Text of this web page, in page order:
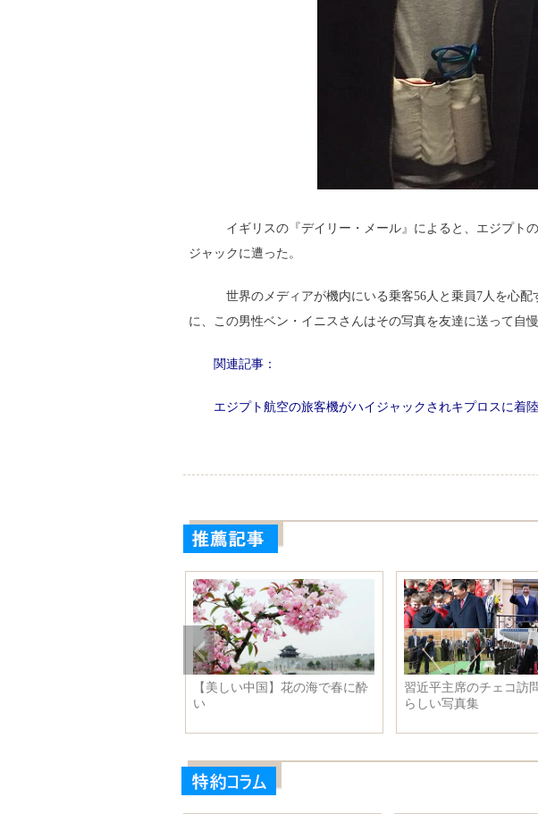
イギリスの『デイリー・メール』によると、エジプト
ジャックに遭った。
世界のメディアが機内にいる乗客56人と乗員7人を心
に、この男性ベン・イニスさんはその写真を友達に送って自慢
関連記事：
エジプト航空の旅客機がハイジャックされキプロスに着陸
【美しい中国】花の海で春に酔
い
習近平主席のチェコ訪
らしい写真集